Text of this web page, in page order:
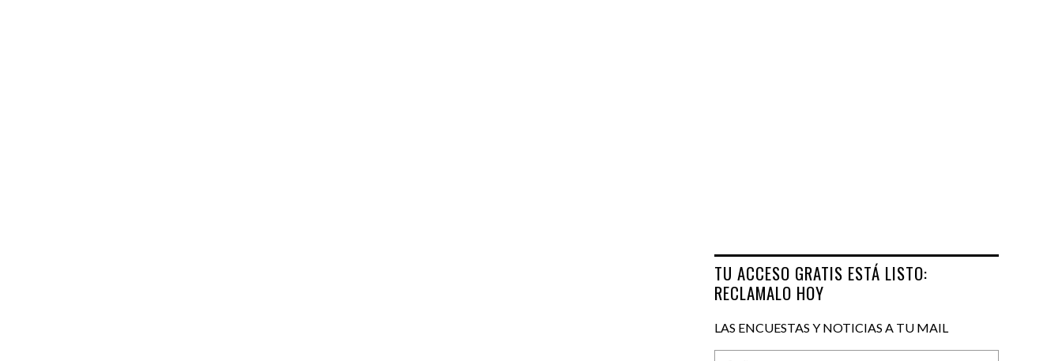
TU ACCESO GRATIS ESTÁ LISTO:
RECLAMALO HOY
LAS ENCUESTAS Y NOTICIAS A TU MAIL